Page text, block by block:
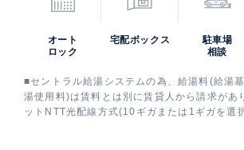
オート
ロック
宅配ボックス
駐車場
相談
■セントラル給湯システムの為、給湯料(給湯
湯使用料)は賃料とは別に賃貸人から請求があ
ットNTT光配線方式(10ギガまたは1ギガを選